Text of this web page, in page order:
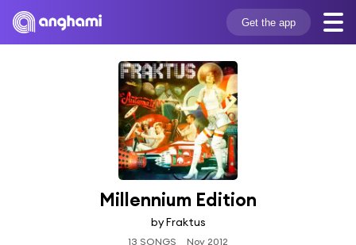
Get the app
Millennium Edition
by Fraktus
13 SONGS Nov 2012